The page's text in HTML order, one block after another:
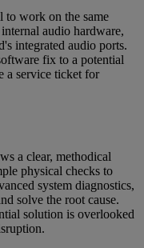
work on the same
audio hardware,
integrated audio ports.
fix to a potential
a service ticket for
a clear, methodical
physical checks to
system diagnostics,
solve the root cause.
solution is overlooked